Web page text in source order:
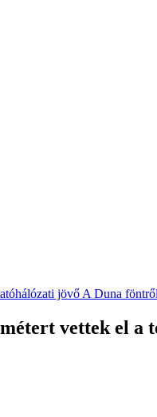
jövő A Duna föntről
vettek el a